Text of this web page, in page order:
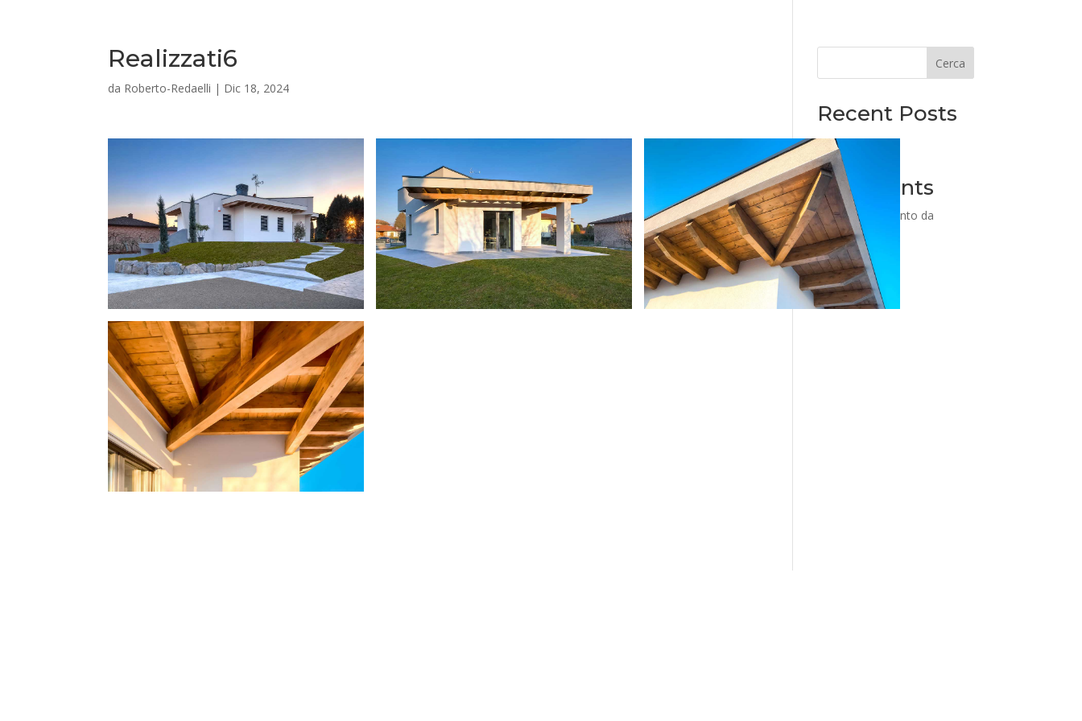
Realizzati6
da Roberto-Redaelli | Dic 18, 2024
Cerca
Recent Posts
Recent
Comments
Nessun commento da
mostrare.